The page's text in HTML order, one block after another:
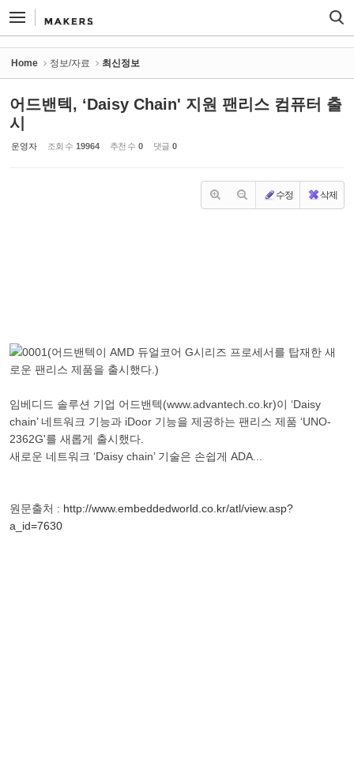
Home 정보/자료 최신정보
어드밴텍, ‘Daisy Chain' 지원 팬리스 컴퓨터 출
시
운영자 조회 수 19964 추천 수 0 댓글 0
수정 삭제
임베디드 솔루션 기업 어드밴텍(www.advantech.co.kr)이 ‘Daisy
chain’ 네트워크 기능과 iDoor 기능을 제공하는 팬리스 제품 ‘UNO-
2362G'를 새롭게 출시했다.
새로운 네트워크 ‘Daisy chain’ 기술은 손쉽게 ADA...
원문출처 : http://www.embeddedworld.co.kr/atl/view.asp?
a_id=7630